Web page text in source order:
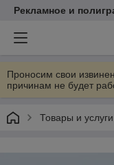
Рекламное и
Проносим свои
причинам не будет
Товары и услуги